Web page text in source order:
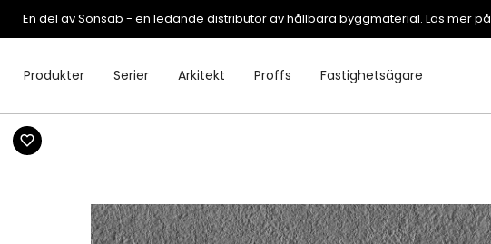
En del av Sonsab - en ledande distributör av hållbara byggmaterial. Läs mer på
Produkter Serier Arkitekt Proffs Fastighetsägare